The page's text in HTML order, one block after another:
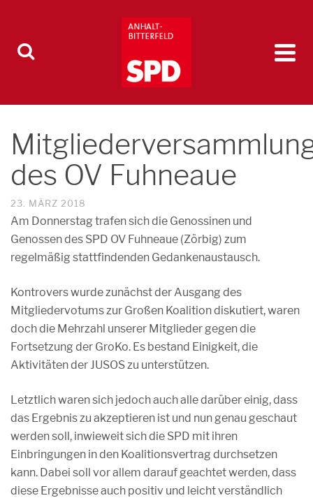
des OV Fuhneaue
23. MÄRZ 2018
Am Donnerstag trafen sich die Genossinen und
Genossen des SPD OV Fuhneaue (Zörbig) zum
regelmäßig stattfindenden Gedankenaustausch.
Kontrovers wurde zunächst der Ausgang des
Mitgliedervotums zur Großen Koalition diskutiert, waren
doch die Mehrzahl unserer Mitglieder gegen die
Fortsetzung der GroKo. Es bestand Einigkeit, die
Aktivitäten der JUSOS zu unterstützen.
Letztlich waren sich jedoch auch alle darüber einig, dass
das Ergebnis zu akzeptieren ist und nun genau geschaut
werden soll, inwieweit sich die SPD mit ihren
Einbringungen in den Koalitionsvertrag durchsetzen
kann. Dabei soll vor allem darauf geachtet werden, dass
diese Ergebnisse auch positiv und leicht verständlich